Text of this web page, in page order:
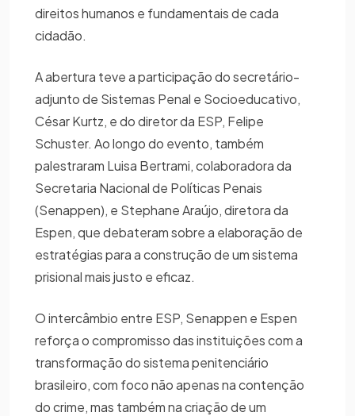
direitos humanos e fundamentais de cada
cidadão.
A abertura teve a participação do secretário-
adjunto de Sistemas Penal e Socioeducativo,
César Kurtz, e do diretor da ESP, Felipe
Schuster. Ao longo do evento, também
palestraram Luisa Bertrami, colaboradora da
Secretaria Nacional de Políticas Penais
(Senappen), e Stephane Araújo, diretora da
Espen, que debateram sobre a elaboração de
estratégias para a construção de um sistema
prisional mais justo e eficaz.
O intercâmbio entre ESP, Senappen e Espen
reforça o compromisso das instituições com a
transformação do sistema penitenciário
brasileiro, com foco não apenas na contenção
do crime, mas também na criação de um